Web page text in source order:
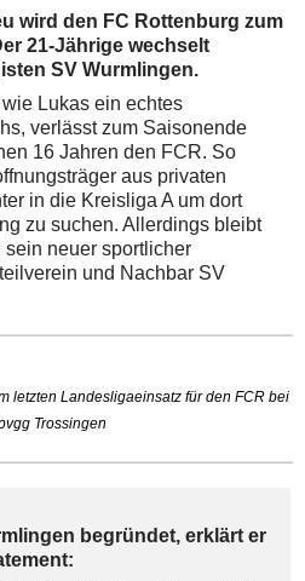
wird den FC Rottenburg zum
21-Jährige wechselt
SV Wurmlingen.
Lukas ein echtes
verlässt zum Saisonende
16 Jahren den FCR. So
aus privaten
in die Kreisliga A um dort
zu suchen. Allerdings bleibt
neuer sportlicher
und Nachbar SV
letzten Landesligaeinsatz für den FCR bei
Trossingen
begründet, erklärt er